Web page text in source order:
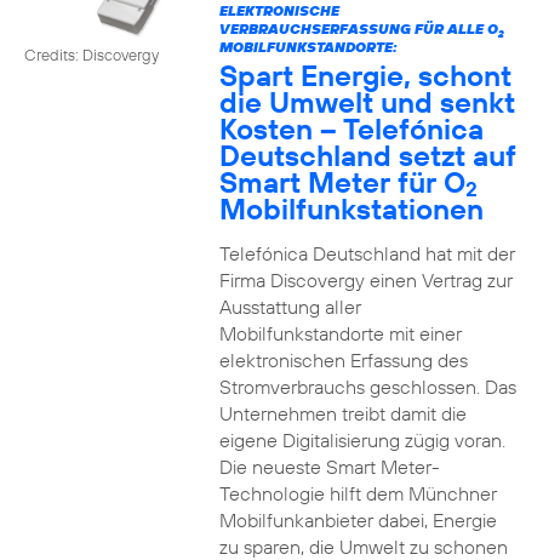
Credits: Discovergy
ELEKTRONISCHE
VERBRAUCHSERFASSUNG FÜR ALLE O2
MOBILFUNKSTANDORTE:
Spart Energie, schont
die Umwelt und senkt
Kosten – Telefónica
Deutschland setzt auf
Smart Meter für O2
Mobilfunkstationen
Telefónica Deutschland hat mit der
Firma Discovergy einen Vertrag zur
Ausstattung aller
Mobilfunkstandorte mit einer
elektronischen Erfassung des
Stromverbrauchs geschlossen. Das
Unternehmen treibt damit die
eigene Digitalisierung zügig voran.
Die neueste Smart Meter-
Technologie hilft dem Münchner
Mobilfunkanbieter dabei, Energie
zu sparen, die Umwelt zu schonen